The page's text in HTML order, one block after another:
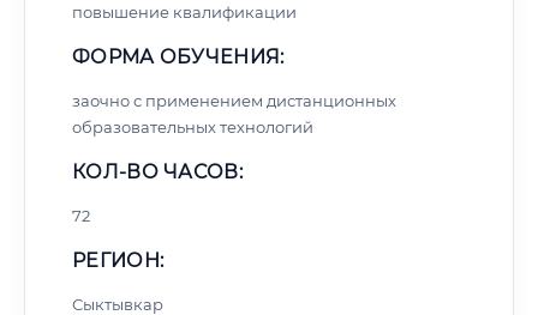
повышение квалификации
ФОРМА ОБУЧЕНИЯ:
заочно с применением дистанционных
образовательных технологий
КОЛ-ВО ЧАСОВ:
72
РЕГИОН:
Сыктывкар